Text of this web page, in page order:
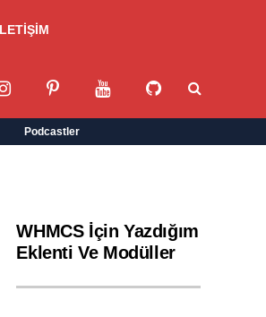
Podcastler
WHMCS İçin Yazdığım
Eklenti Ve Modüller